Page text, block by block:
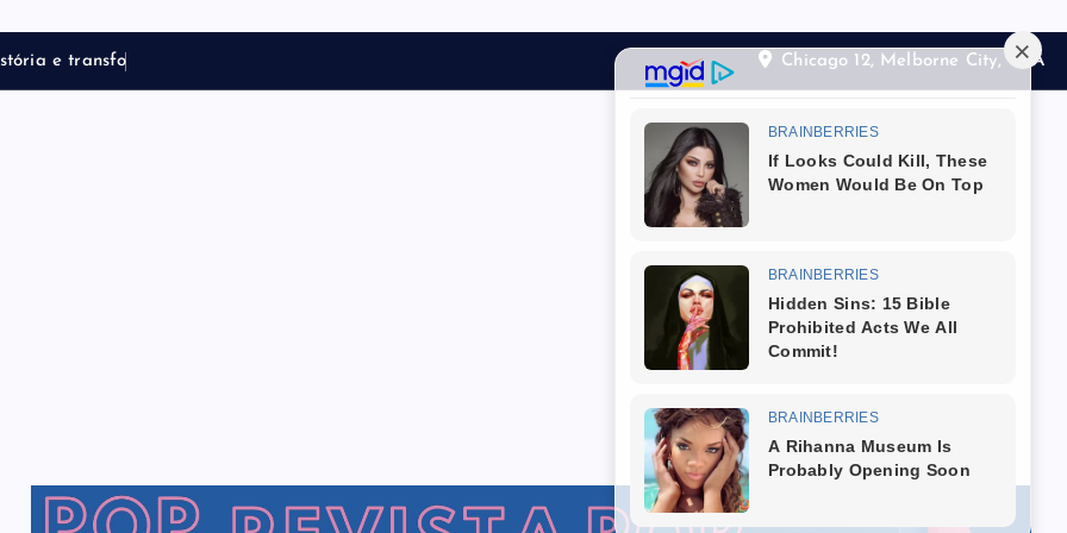
stória e transfo Chicago 12, Melborne City, USA